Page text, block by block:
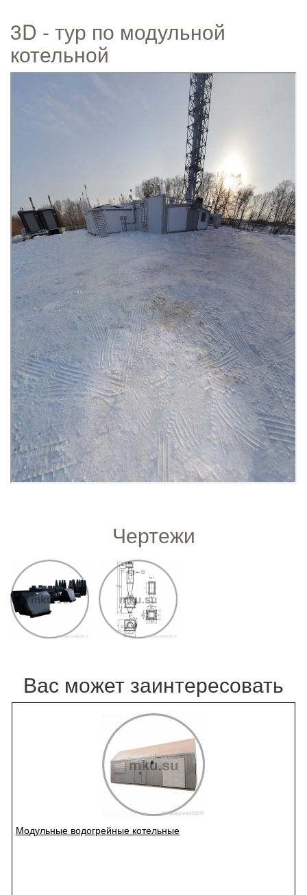
3D - тур по модульной
котельной
Чертежи
Вас может заинтересовать
Модульные водогрейные котельные